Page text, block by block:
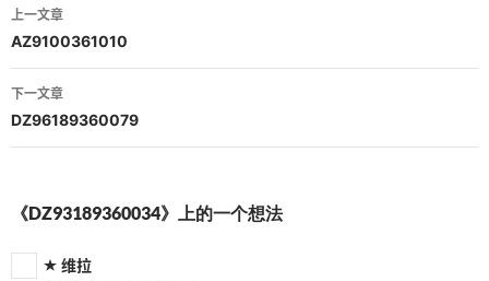
文
章
导
航
上一文章
AZ9100361010
下一文章
DZ96189360079
《DZ93189360034》上的一个想法
维拉